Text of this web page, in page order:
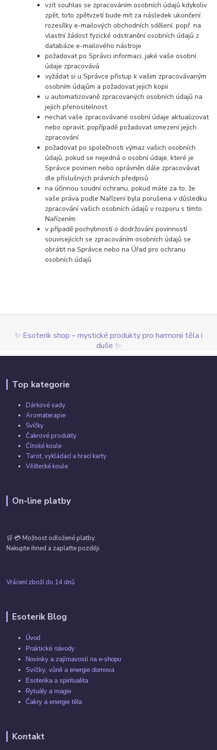
vzít souhlas se zpracováním osobních údajů kdykoliv
zpět, toto zpětvzetí bude mít za následek ukončení
rozesílky e-mailových obchodních sdělení, popř. na
vlastní žádost fyzické odstranění osobních údajů z
databáze e-mailového nástroje
požadovat po Správci informaci, jaké vaše osobní
údaje zpracovává
vyžádat si u Správce přístup k vašim zpracovávaným
osobním údajům a požadovat jejich kopii
u automatizovaně zpracovaných osobních údajů na
jejich přenositelnost
nechat vaše zpracovávané osobní údaje aktualizovat
nebo opravit, popřípadě požadovat omezení jejich
zpracování
požadovat po společnosti výmaz vašich osobních
údajů, pokud se nejedná o osobní údaje, které je
Správce povinen nebo oprávněn dále zpracovávat
dle příslušných právních předpisů
na účinnou soudní ochranu, pokud máte za to, že
vaše práva podle Nařízení byla porušena v důsledku
zpracování vašich osobních údajů v rozporu s tímto
Nařízením
v případě pochybností o dodržování povinností
souvisejících se zpracováním osobních údajů se
obrátit na Správce nebo na Úřad pro ochranu
osobních údajů
✨ Esoterik shop – mystické produkty pro harmonii těla i
duše ✨
Top kategorie
Dárkové sady
Aromaterapie
Svíčky
Čakrové produkty
Čínské koule
Tarot, vykládací a hrací karty
Věštecké koule
On-line platby
🛒 💳 Možnost odložené platby.
Nakupte ihned a zaplaťte později.
Vrácení zboží do 14 dnů
Esoterik Blog
Úvod
Praktické návody
Novinky a zajímavosti na e-shopu
Svíčky, vůně a energie domova
Esoterika a spiritualita
Rytuály a magie
Čakry a energie těla
Kontakt